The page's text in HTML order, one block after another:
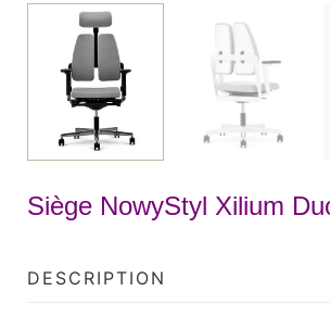
Siège NowyStyl Xilium
DESCRIPTION